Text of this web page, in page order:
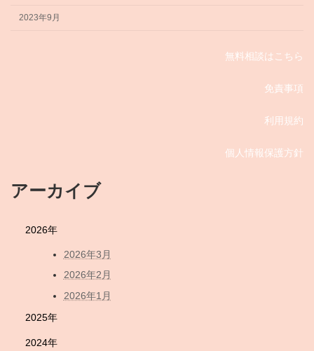
2023年9月
無料相談はこちら
免責事項
利用規約
個人情報保護方針
アーカイブ
2026年
2026年3月
2026年2月
2026年1月
2025年
2024年